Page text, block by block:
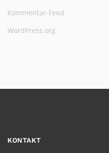
Kommentar-Feed
WordPress.org
KONTAKT